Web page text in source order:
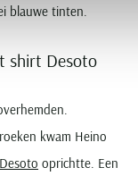
blauwe tinten.
shirt Desoto
kwam Heino
Desoto oprichtte. Een